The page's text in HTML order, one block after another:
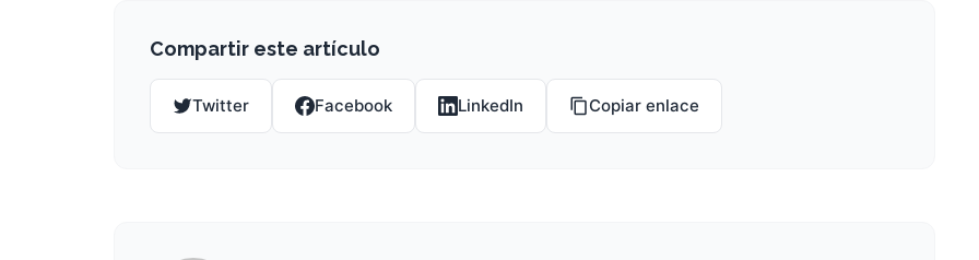
Compartir este artículo
Twitter Facebook LinkedIn Copiar enlace